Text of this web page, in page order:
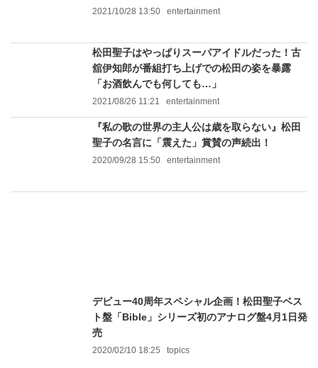
2021/10/28 13:50 entertainment
松田聖子はやっぱりスーパアイドルだった！古
舘伊知郎が番組打ち上げでの松田の姿を暴露
「お酒飲んでも何しても…」
2021/08/26 11:21 entertainment
『私の歌の世界の主人公は歳を取らない』松田
聖子の名言に「震えた」賞賛の声続出！
2020/09/28 15:50 entertainment
デビュー40周年スペシャル企画！松田聖子ベス
ト盤「Bible」シリーズ初のアナログ盤4月1日発
売
2020/02/10 18:25 topics